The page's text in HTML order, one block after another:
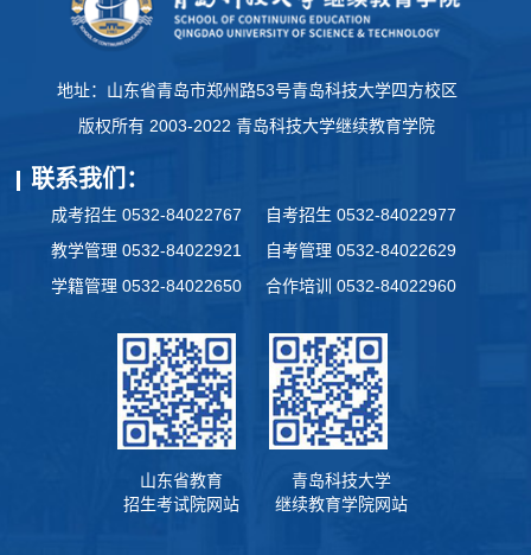
地址：山东省青岛市郑州路53号青岛科技大学四方校区
版权所有 2003-2022 青岛科技大学继续教育学院
联系我们：
成考招生 0532-84022767
自考招生 0532-84022977
教学管理 0532-84022921
自考管理 0532-84022629
学籍管理 0532-84022650
合作培训 0532-84022960
山东省教育
招生考试院网站
青岛科技大学
继续教育学院网站